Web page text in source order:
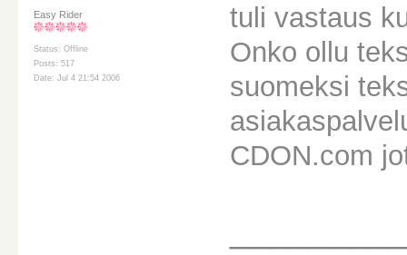
Easy Rider
Status: Offline
Posts: 517
Date: Jul 4 21:54 2006
tuli vastaus
Onko ollu
suomeksi
CDON.com